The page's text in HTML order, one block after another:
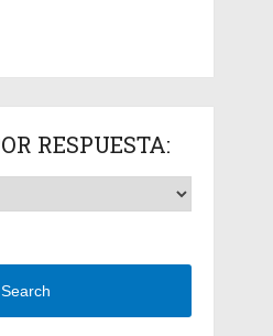
RESPUESTA:
Search